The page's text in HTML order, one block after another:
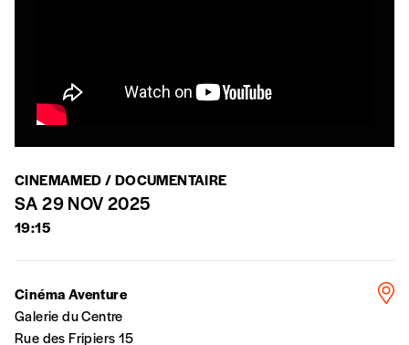
Vous vous abonnez pour l’année civile en
cours ou vous commandez au numéro.
revue en format papier ou numérique.
Vous renseignez vos coordonnées.
Vous versez le montant de votre choix sur le
compteIBAN BE34 0010 7305
la commande renseigné dans le mail de
Imag”.
CINEMAMED / DOCUMENTAIRE
SA 29 NOV 2025
19:15
Cinéma Aventure
Galerie du Centre
Rue des Fripiers 15